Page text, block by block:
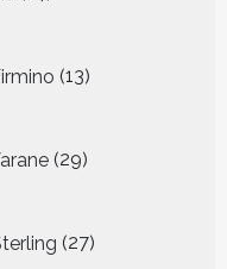
producten
13
producten
29
producten
27
producten